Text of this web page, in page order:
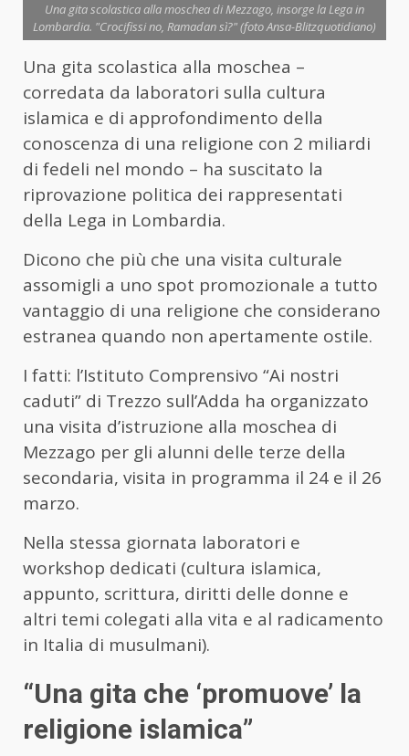
Una gita scolastica alla moschea di Mezzago, insorge la Lega in
Lombardia. "Crocifissi no, Ramadan sì?" (foto Ansa-Blitzquotidiano)
Una gita scolastica alla moschea –
corredata da laboratori sulla cultura
islamica e di approfondimento della
conoscenza di una religione con 2 miliardi
di fedeli nel mondo – ha suscitato la
riprovazione politica dei rappresentati
della Lega in Lombardia.
Dicono che più che una visita culturale
assomigli a uno spot promozionale a tutto
vantaggio di una religione che considerano
estranea quando non apertamente ostile.
I fatti: l’Istituto Comprensivo “Ai nostri
caduti” di Trezzo sull’Adda ha organizzato
una visita d’istruzione alla moschea di
Mezzago per gli alunni delle terze della
secondaria, visita in programma il 24 e il 26
marzo.
Nella stessa giornata laboratori e
workshop dedicati (cultura islamica,
appunto, scrittura, diritti delle donne e
altri temi colegati alla vita e al radicamento
in Italia di musulmani).
“Una gita che ‘promuove’ la
religione islamica”